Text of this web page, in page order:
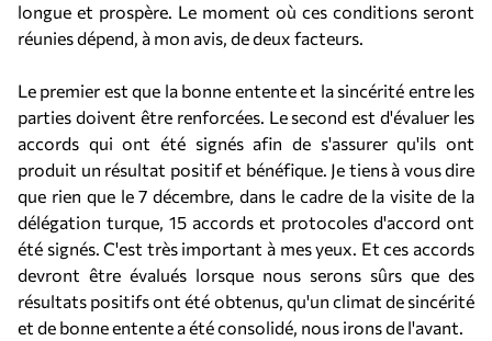
longue et prospère. Le moment où ces conditions seront
réunies dépend, à mon avis, de deux facteurs.
Le premier est que la bonne entente et la sincérité entre les
parties doivent être renforcées. Le second est d'évaluer les
accords qui ont été signés afin de s'assurer qu'ils ont
produit un résultat positif et bénéfique. Je tiens à vous dire
que rien que le 7 décembre, dans le cadre de la visite de la
délégation turque, 15 accords et protocoles d'accord ont
été signés. C'est très important à mes yeux. Et ces accords
devront être évalués lorsque nous serons sûrs que des
résultats positifs ont été obtenus, qu'un climat de sincérité
et de bonne entente a été consolidé, nous irons de l'avant.